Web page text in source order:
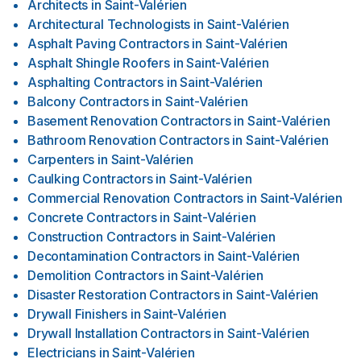
Architects in Saint-Valérien
Architectural Technologists in Saint-Valérien
Asphalt Paving Contractors in Saint-Valérien
Asphalt Shingle Roofers in Saint-Valérien
Asphalting Contractors in Saint-Valérien
Balcony Contractors in Saint-Valérien
Basement Renovation Contractors in Saint-Valérien
Bathroom Renovation Contractors in Saint-Valérien
Carpenters in Saint-Valérien
Caulking Contractors in Saint-Valérien
Commercial Renovation Contractors in Saint-Valérien
Concrete Contractors in Saint-Valérien
Construction Contractors in Saint-Valérien
Decontamination Contractors in Saint-Valérien
Demolition Contractors in Saint-Valérien
Disaster Restoration Contractors in Saint-Valérien
Drywall Finishers in Saint-Valérien
Drywall Installation Contractors in Saint-Valérien
Electricians in Saint-Valérien